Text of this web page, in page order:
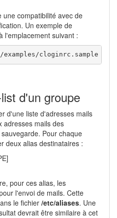
une compatibilité avec de
Un exemple de
l'emplacement suivant :
cloginrc.sample
d'un groupe
d'une liste d'adresses mails
adresses mails des
Pour chaque
deux alias destinataires :
pour ces alias, les
l'envoi de mails. Cette
le fichier /etc/aliases. Une
devrait être similaire à cet